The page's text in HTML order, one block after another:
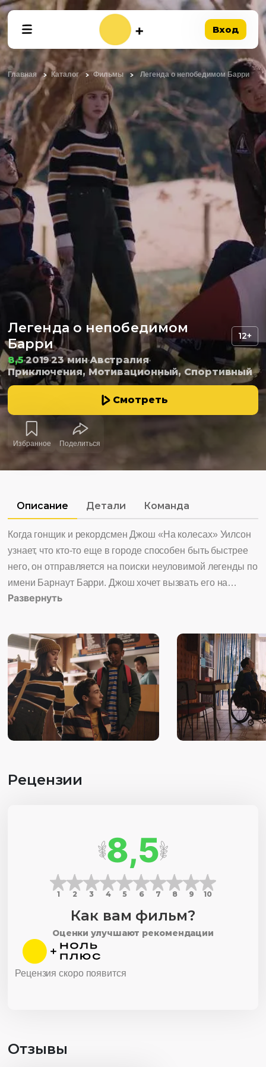
Вход
Главная Каталог Фильмы Легенда о непобедимом Барри
Легенда о непобедимом
Барри
12+
8,5201923 минАвстралия
Приключения, Мотивационный, Спортивный
Смотреть
Избранное Поделиться
Описание Детали Команда
Когда гонщик и рекордсмен Джош «На колесах» Уилсон
узнает, что кто-то еще в городе способен быть быстрее
него, он отправляется на поиски неуловимой легенды по
имени Барнаут Барри. Джош хочет вызвать его на
поединок в скорости. Но когда его одержимость славой
Развернуть
Рецензии
8,5
1 2 3 4 5 6 7 8 9 10
Как вам фильм?
Оценки улучшают рекомендации
Рецензия скоро появится
Отзывы